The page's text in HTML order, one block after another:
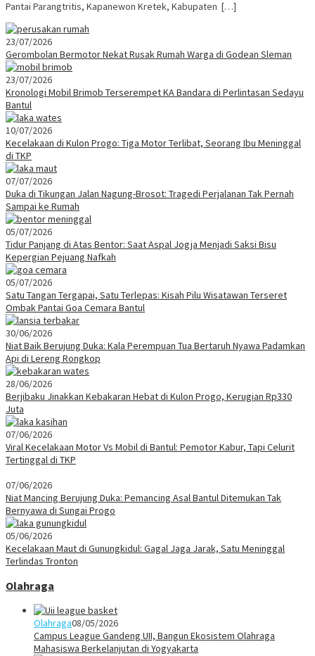
Pantai Parangtritis, Kapanewon Kretek, Kabupaten […]
23/07/2026
Gerombolan Bermotor Nekat Rusak Rumah Warga di Godean Sleman
23/07/2026
Kronologi Mobil Brimob Terserempet KA Bandara di Perlintasan Sedayu
Bantul
10/07/2026
Kecelakaan di Kulon Progo: Tiga Motor Terlibat, Seorang Ibu Meninggal
di TKP
07/07/2026
Duka di Tikungan Jalan Nagung-Brosot: Tragedi Perjalanan Tak Pernah
Sampai ke Rumah
05/07/2026
Tidur Panjang di Atas Bentor: Saat Aspal Jogja Menjadi Saksi Bisu
Kepergian Pejuang Nafkah
05/07/2026
Satu Tangan Tergapai, Satu Terlepas: Kisah Pilu Wisatawan Terseret
Ombak Pantai Goa Cemara Bantul
30/06/2026
Niat Baik Berujung Duka: Kala Perempuan Tua Bertaruh Nyawa Padamkan
Api di Lereng Rongkop
28/06/2026
Berjibaku Jinakkan Kebakaran Hebat di Kulon Progo, Kerugian Rp330
Juta
07/06/2026
Viral Kecelakaan Motor Vs Mobil di Bantul: Pemotor Kabur, Tapi Celurit
Tertinggal di TKP
07/06/2026
Niat Mancing Berujung Duka: Pemancing Asal Bantul Ditemukan Tak
Bernyawa di Sungai Progo
05/06/2026
Kecelakaan Maut di Gunungkidul: Gagal Jaga Jarak, Satu Meninggal
Terlindas Tronton
Olahraga
Olahraga08/05/2026
Campus League Gandeng UII, Bangun Ekosistem Olahraga
Mahasiswa Berkelanjutan di Yogyakarta